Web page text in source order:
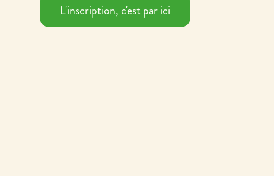
L'inscription, c'est par ici